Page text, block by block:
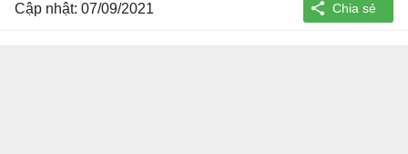
Cập nhật: 07/09/2021